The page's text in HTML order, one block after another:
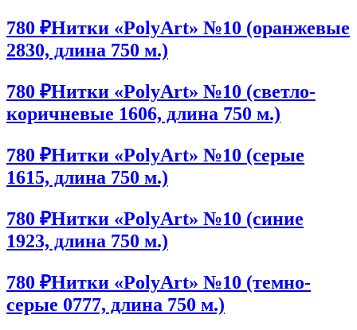
780 ₽Нитки «PolyArt» №10 (оранжевые
2830, длина 750 м.)
780 ₽Нитки «PolyArt» №10 (светло-
коричневые 1606, длина 750 м.)
780 ₽Нитки «PolyArt» №10 (серые
1615, длина 750 м.)
780 ₽Нитки «PolyArt» №10 (синие
1923, длина 750 м.)
780 ₽Нитки «PolyArt» №10 (темно-
серые 0777, длина 750 м.)